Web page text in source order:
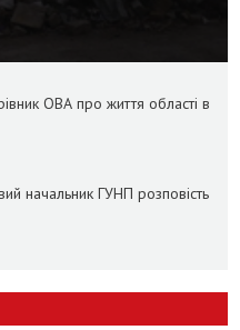
ОВА про життя області в
начальник ГУНП розповість